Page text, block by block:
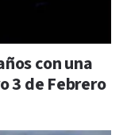
con una
3 de Febrero